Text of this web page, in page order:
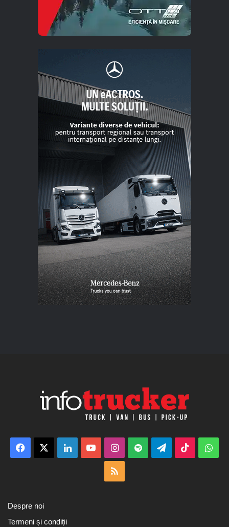
Facebook LinkedInYouTubeInstagram
Spotify TelegramTikTok
Despre noi
Termeni și condiții